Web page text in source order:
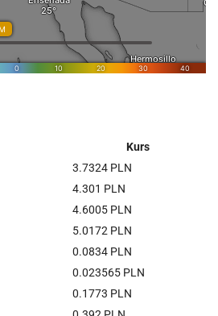
Kurs
3.7324 PLN
4.301 PLN
4.6005 PLN
5.0172 PLN
0.0834 PLN
0.023565 PLN
0.1773 PLN